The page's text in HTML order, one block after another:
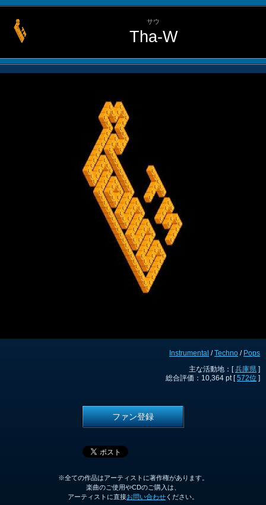
サウ
Tha-W
Instrumental /Techno / Pops
主な活動地：[兵庫県 ]
総合評価：10,364 pt [572位 ]
ファン登録
※全ての作品はアーティストに著作権があります。
楽曲のご使用やCDのご購入は、
アーティストに直接お問い合わせ ください。